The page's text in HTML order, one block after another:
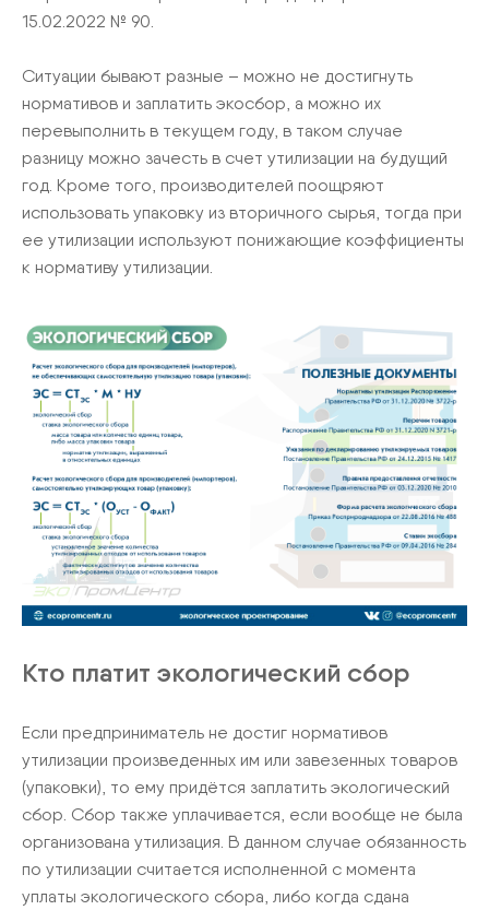
15.02.2022 № 90.
Ситуации бывают разные – можно не достигнуть
нормативов и заплатить экосбор, а можно их
перевыполнить в текущем году, в таком случае
разницу можно зачесть в счет утилизации на будущий
год. Кроме того, производителей поощряют
использовать упаковку из вторичного сырья, тогда при
ее утилизации используют понижающие коэффициенты
к нормативу утилизации.
Кто платит экологический сбор
Если предприниматель не достиг нормативов
утилизации произведенных им или завезенных товаров
(упаковки), то ему придётся заплатить экологический
сбор. Сбор также уплачивается, если вообще не была
организована утилизация. В данном случае обязанность
по утилизации считается исполненной с момента
уплаты экологического сбора, либо когда сдана